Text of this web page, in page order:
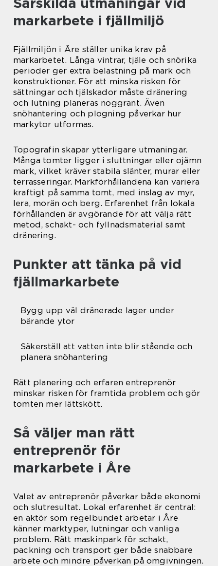
markarbete i fjällmiljö
Fjällmiljön i Åre ställer unika krav på
markarbetet. Långa vintrar, tjäle och snörika
perioder ger extra belastning på mark och
konstruktioner. För att minska risken för
sättningar och tjälskador måste dränering
och lutning planeras noggrant. Även
snöhantering och plogning påverkar hur
markytor utformas.
Topografin skapar ytterligare utmaningar.
Många tomter ligger i sluttningar eller ojämn
mark, vilket kräver stabila slänter, murar eller
terrasseringar. Markförhållandena kan variera
kraftigt på samma tomt, med inslag av myr,
lera, morän och berg. Erfarenhet från lokala
förhållanden är avgörande för att välja rätt
metod, schakt- och fyllnadsmaterial samt
dränering.
Punkter att tänka på vid
fjällmarkarbete
Bygg upp väl dränerade lager under
bärande ytor
Säkerställ att vatten inte blir stående och
planera snöhantering
Rätt planering och erfaren entreprenör
minskar risken för framtida problem och gör
tomten mer lättskött.
Så väljer man rätt
entreprenör för
markarbete i Åre
Valet av entreprenör påverkar både ekonomi
och slutresultat. Lokal erfarenhet är central:
en aktör som regelbundet arbetar i Åre
känner marktyper, lutningar och vanliga
problem. Rätt maskinpark för schakt,
packning och transport ger både snabbare
arbete och mindre påverkan på omgivningen.